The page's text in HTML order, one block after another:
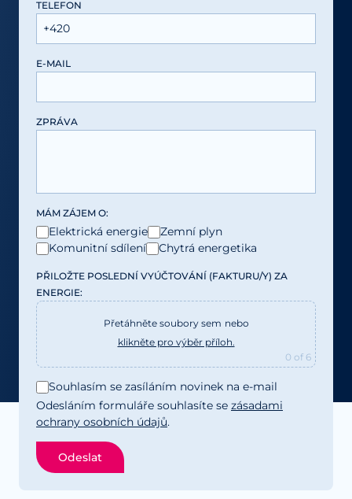
TELEFON
E-MAIL
ZPRÁVA
MÁM ZÁJEM O:
Elektrická energie
Zemní plyn
Komunitní sdílení
Chytrá energetika
PŘILOŽTE POSLEDNÍ VYÚČTOVÁNÍ (FAKTURU/Y) ZA
ENERGIE:
Přetáhněte soubory sem nebo
klikněte pro výběr příloh.
0 of 6
Souhlasím se zasíláním novinek na e-mail
Odesláním formuláře souhlasíte se zásadami
ochrany osobních údajů.
Odeslat